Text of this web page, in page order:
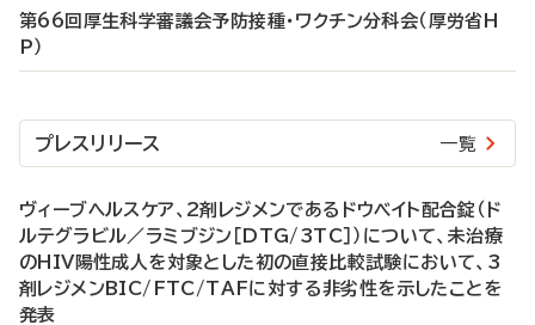
第66回厚生科学審議会予防接種・ワクチン分科会（厚労省H
P）
プレスリリース 一覧
ヴィーブヘルスケア、2剤レジメンであるドウベイト配合錠（ド
ルテグラビル／ラミブジン［DTG/3TC］）について、未治療
のHIV陽性成人を対象とした初の直接比較試験において、3
剤レジメンBIC/FTC/TAFに対する非劣性を示したことを
発表